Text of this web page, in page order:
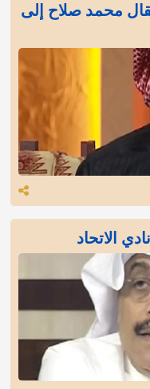
محمد صلاح إلى
الاتحاد